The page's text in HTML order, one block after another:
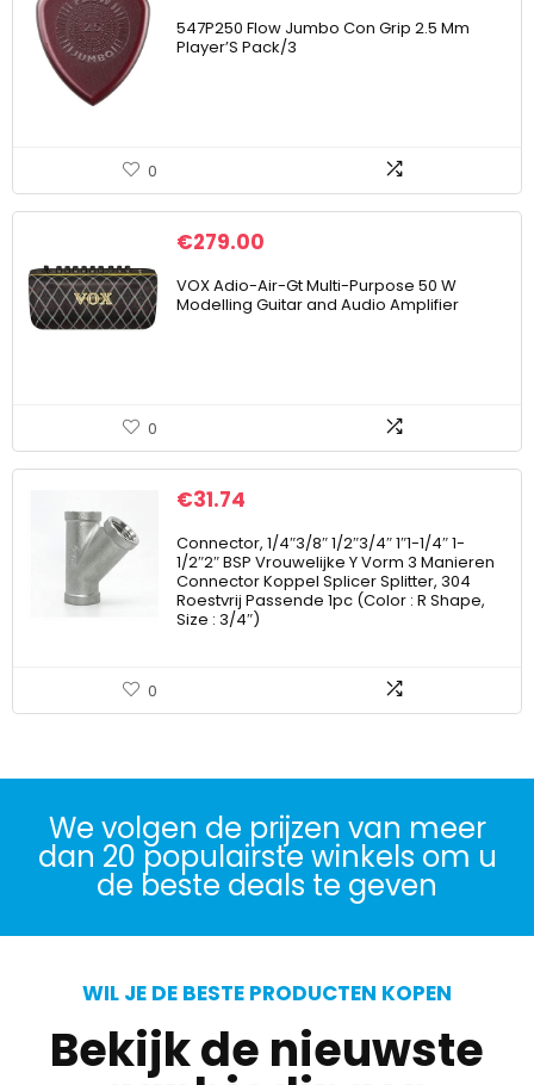
547P250 Flow Jumbo Con Grip 2.5 Mm
Player’S Pack/3
0
€279.00
VOX Adio-Air-Gt Multi-Purpose 50 W
Modelling Guitar and Audio Amplifier
0
€31.74
Connector, 1/4″3/8″ 1/2″3/4″ 1″1-1/4″ 1-
1/2″2″ BSP Vrouwelijke Y Vorm 3 Manieren
Connector Koppel Splicer Splitter, 304
Roestvrij Passende 1pc (Color : R Shape,
Size : 3/4″)
0
We volgen de prijzen van meer
dan 20 populairste winkels om u
de beste deals te geven
WIL JE DE BESTE PRODUCTEN KOPEN
Bekijk de nieuwste